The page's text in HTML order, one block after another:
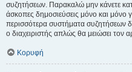
συζητήσεων. Παρακαλώ μην κάνετε
άσκοπες δημοσιεύσεις μόνο και μόνο
περισσότερα συστήματα συζητήσεων
ο διαχειριστής απλώς θα μειώσει τον
Κορυφή